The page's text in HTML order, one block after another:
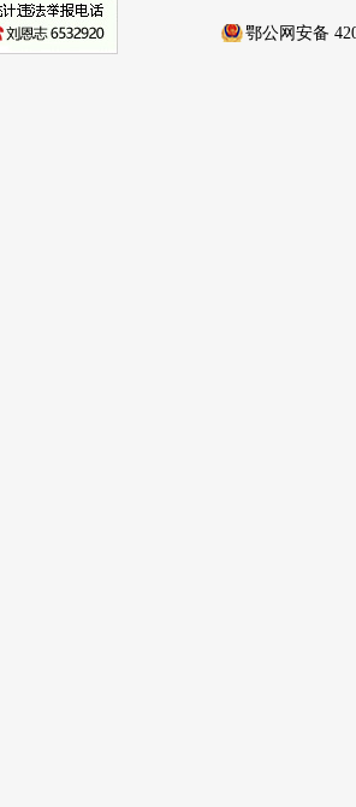
鄂公网安备